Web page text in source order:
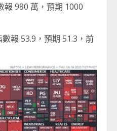
報 980 萬，預期 1000
報 53.9，預期 51.3，前